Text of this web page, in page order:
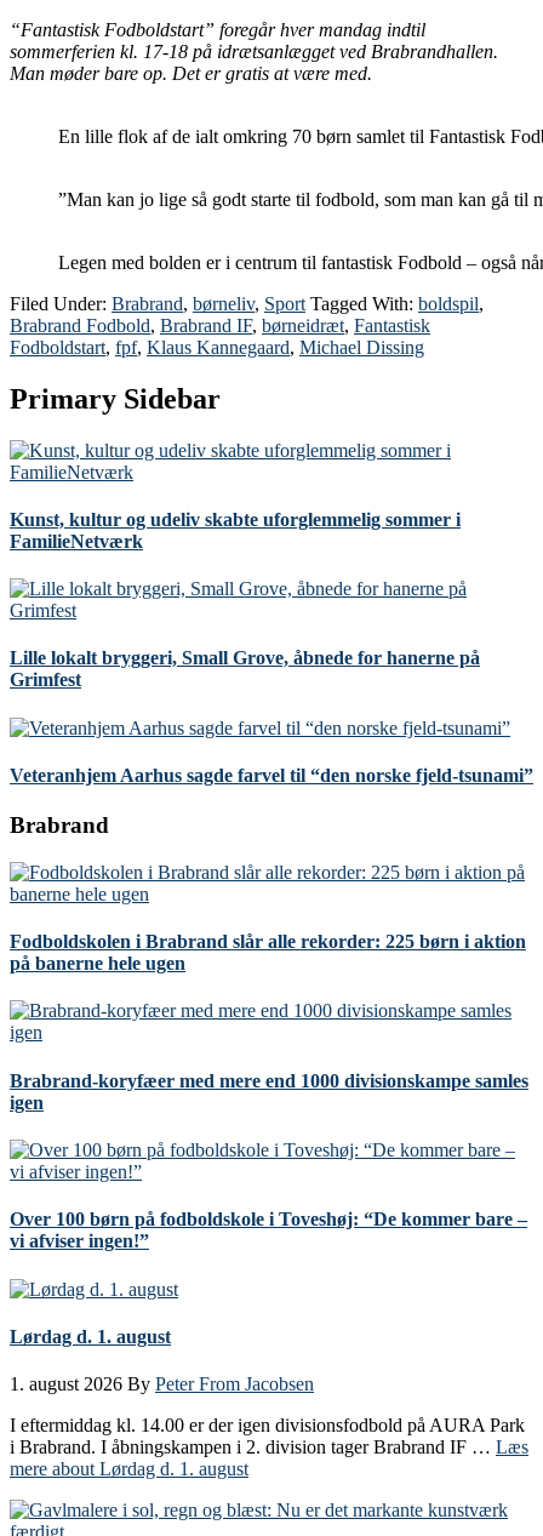
“Fantastisk Fodboldstart” foregår hver mandag indtil
sommerferien kl. 17-18 på idrætsanlægget ved Brabrandhallen.
Man møder bare op. Det er gratis at være med.
En lille flok af de ialt omkring 70 børn samlet til Fantastisk
”Man kan jo lige så godt starte til fodbold, som man kan gå til
Legen med bolden er i centrum til fantastisk Fodbold – også
Filed Under: Brabrand, børneliv, Sport Tagged With: boldspil,
Brabrand Fodbold, Brabrand IF, børneidræt, Fantastisk
Fodboldstart, fpf, Klaus Kannegaard, Michael Dissing
Primary Sidebar
Kunst, kultur og udeliv skabte uforglemmelig sommer i
FamilieNetværk
Lille lokalt bryggeri, Small Grove, åbnede for hanerne på
Grimfest
Veteranhjem Aarhus sagde farvel til “den norske fjeld-tsunami”
Brabrand
Fodboldskolen i Brabrand slår alle rekorder: 225 børn i aktion
på banerne hele ugen
Brabrand-koryfæer med mere end 1000 divisionskampe samles
igen
Over 100 børn på fodboldskole i Toveshøj: “De kommer bare –
vi afviser ingen!”
Lørdag d. 1. august
1. august 2026 By Peter From Jacobsen
I eftermiddag kl. 14.00 er der igen divisionsfodbold på AURA Park
i Brabrand. I åbningskampen i 2. division tager Brabrand IF … Læs
mere about Lørdag d. 1. august